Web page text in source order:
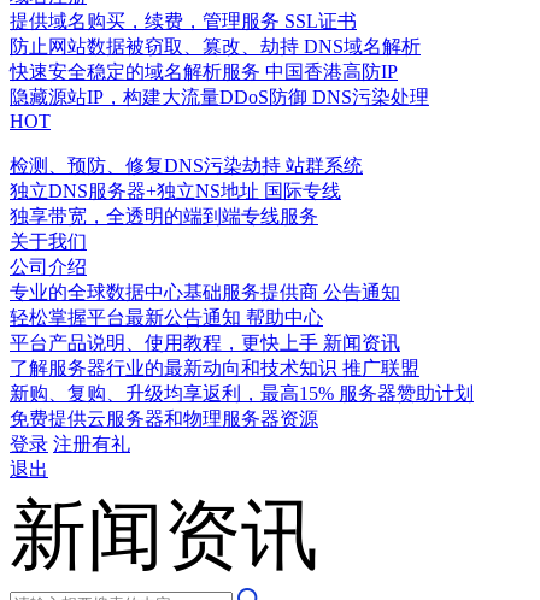
提供域名购买，续费，管理服务 SSL证书
防止网站数据被窃取、篡改、劫持 DNS域名解析
快速安全稳定的域名解析服务 中国香港高防IP
隐藏源站IP，构建大流量DDoS防御 DNS污染处理
HOT
检测、预防、修复DNS污染劫持 站群系统
独立DNS服务器+独立NS地址 国际专线
独享带宽，全透明的端到端专线服务
关于我们
公司介绍
专业的全球数据中心基础服务提供商 公告通知
轻松掌握平台最新公告通知 帮助中心
平台产品说明、使用教程，更快上手 新闻资讯
了解服务器行业的最新动向和技术知识 推广联盟
新购、复购、升级均享返利，最高15% 服务器赞助计划
免费提供云服务器和物理服务器资源
登录 注册有礼
退出
新闻资讯